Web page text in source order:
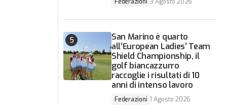
Federazioni 3 Agosto 2026
San Marino è quarto
all’European Ladies’ Team
Shield Championship, il
golf biancazzurro
raccoglie i risultati di 10
anni di intenso lavoro
Federazioni 1 Agosto 2026